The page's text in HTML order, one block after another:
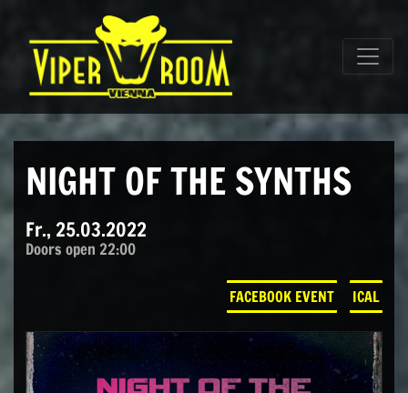
Hauptnavigation
NIGHT OF THE SYNTHS
Fr., 25.03.2022
Doors open 22:00
FACEBOOK EVENT ICAL